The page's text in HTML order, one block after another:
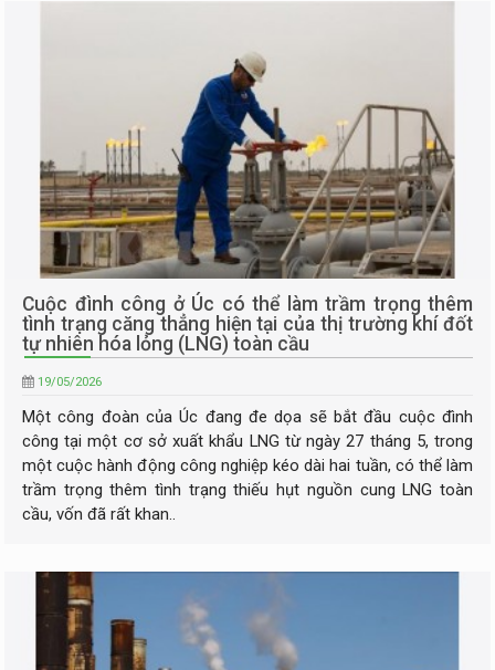
Cuộc đình công ở Úc có thể làm trầm trọng thêm
tình trạng căng thẳng hiện tại của thị trường khí đốt
tự nhiên hóa lỏng (LNG) toàn cầu
19/05/2026
Một công đoàn của Úc đang đe dọa sẽ bắt đầu cuộc đình
công tại một cơ sở xuất khẩu LNG từ ngày 27 tháng 5, trong
một cuộc hành động công nghiệp kéo dài hai tuần, có thể làm
trầm trọng thêm tình trạng thiếu hụt nguồn cung LNG toàn
cầu, vốn đã rất khan..